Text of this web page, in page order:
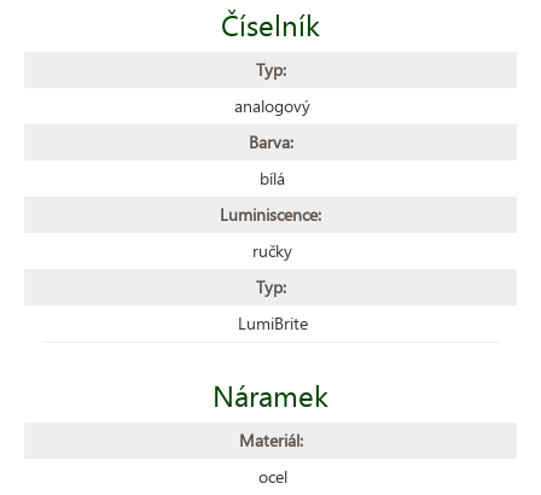
Číselník
Typ:
analogový
Barva:
bílá
Luminiscence:
ručky
Typ:
LumiBrite
Náramek
Materiál:
ocel